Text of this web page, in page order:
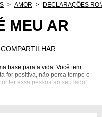
AMOR DECLARAÇÕES
MEU AR
COMPARTILHAR
base para a vida. Você tem
for positiva, não perca tempo e
ter essa pessoa ao seu lado!
a todo o momento.